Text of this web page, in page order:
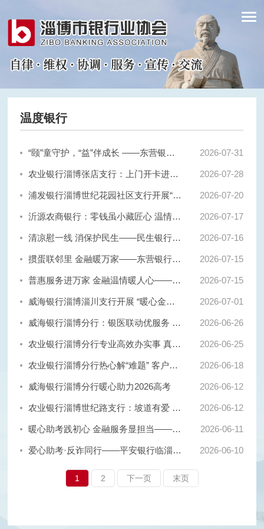
温度银行
“颐”童守护，“益”伴成长 ——东营银行淄博张店支行走进颐泽社区开展非遗壮锦团扇手工制作主题活动 2026-07-31
农业银行淄博张店支行：上门开卡进企业 金融便民“零距离” 2026-07-28
浦发银行淄博世纪花园社区支行开展“口金包手工制作”活动 2026-07-20
沂源农商银行：零钱虽小藏匠心 温情服务暖民心 2026-07-17
清凉慰一线 消保护民生——民生银行淄博分行慰问高温道路施工人员 2026-07-16
掼蛋联邻里 金融暖万家——东营银行淄博淄川支行冠名颐泽社区掼蛋比赛 2026-07-15
普惠服务进万家 金融温情暖人心——济宁银行淄川支行深耕便民服务践行金融为民初心 2026-07-15
威海银行淄博淄川支行开展 “暖心金融进一线 集中办卡优服务”活动 2026-07-01
威海银行淄博分行：银医联动优服务 上门办卡暖人心 2026-06-26
农业银行淄博分行专业高效办实事 真诚服务暖人心 2026-06-25
农业银行淄博分行热心解“难题” 客户送“甜蜜” 2026-06-18
威海银行淄博分行暖心助力2026高考 2026-06-12
农业银行淄博世纪路支行：坡道有爱 服务无界 2026-06-12
暖心助考践初心 金融服务显担当——齐商银行共青团东路支行护航高考圆满收官 2026-06-11
爱心助考·反诈同行——平安银行临淄支行暖心护航高考季 2026-06-10
1 2 下一页 末页